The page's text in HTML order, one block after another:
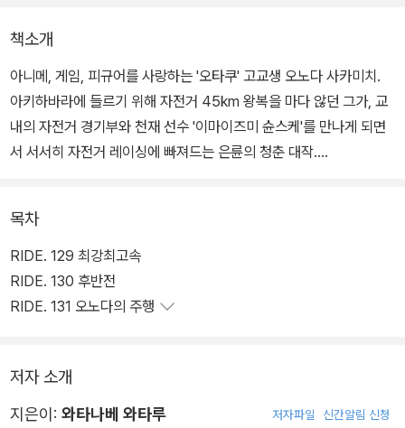
책소개
아니메, 게임, 피규어를 사랑하는 '오타쿠' 고교생 오노다 사카미치.
아키하바라에 들르기 위해 자전거 45km 왕복을 마다 않던 그가, 교
내의 자전거 경기부와 천재 선수 '이마이즈미 슌스케'를 만나게 되면
서 서서히 자전거 레이싱에 빠져드는 은륜의 청춘 대작.
목차
RIDE. 129 최강최고속
RIDE. 130 후반전
RIDE. 131 오노다의 주행
저자 소개
지은이: 와타나베 와타루 저자파일 신간알림 신청